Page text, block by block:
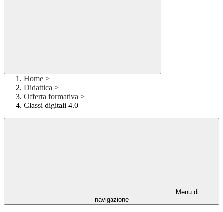
Home >
Didattica >
Offerta formativa >
Classi digitali 4.0
Menu di
navigazione